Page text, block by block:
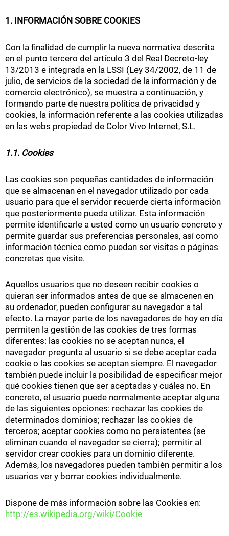
1. INFORMACIÓN SOBRE COOKIES
Con la finalidad de cumplir la nueva normativa descrita
en el punto tercero del artículo 3 del Real Decreto-ley
13/2013 e integrada en la LSSI (Ley 34/2002, de 11 de
julio, de servicios de la sociedad de la información y de
comercio electrónico), se muestra a continuación, y
formando parte de nuestra política de privacidad y
cookies, la información referente a las cookies utilizadas
en las webs propiedad de Color Vivo Internet, S.L.
1.1. Cookies
Las cookies son pequeñas cantidades de información
que se almacenan en el navegador utilizado por cada
usuario para que el servidor recuerde cierta información
que posteriormente pueda utilizar. Esta información
permite identificarle a usted como un usuario concreto y
permite guardar sus preferencias personales, así como
información técnica como puedan ser visitas o páginas
concretas que visite.
Aquellos usuarios que no deseen recibir cookies o
quieran ser informados antes de que se almacenen en
su ordenador, pueden configurar su navegador a tal
efecto. La mayor parte de los navegadores de hoy en día
permiten la gestión de las cookies de tres formas
diferentes: las cookies no se aceptan nunca, el
navegador pregunta al usuario si se debe aceptar cada
cookie o las cookies se aceptan siempre. El navegador
también puede incluir la posibilidad de especificar mejor
qué cookies tienen que ser aceptadas y cuáles no. En
concreto, el usuario puede normalmente aceptar alguna
de las siguientes opciones: rechazar las cookies de
determinados dominios; rechazar las cookies de
terceros; aceptar cookies como no persistentes (se
eliminan cuando el navegador se cierra); permitir al
servidor crear cookies para un dominio diferente.
Además, los navegadores pueden también permitir a los
usuarios ver y borrar cookies individualmente.
Dispone de más información sobre las Cookies en:
http://es.wikipedia.org/wiki/Cookie